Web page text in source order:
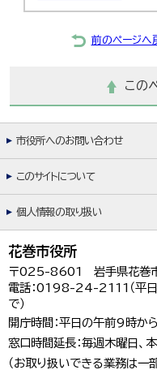
前のページへ
この
市役所へのお問い合わせ
このサイトについて
個人情報の取り扱い
花巻市役所
〒025-8601 岩手県花巻
電話：0198-24-2111（平
で）
開庁時間：平日の午前9時
窓口時間延長：毎週木曜日
（お取り扱いできる業務は一